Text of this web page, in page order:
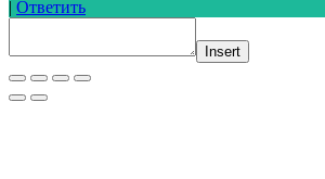
| Ответить
Insert